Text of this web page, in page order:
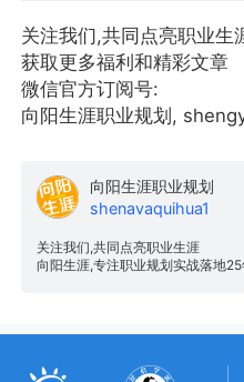
关注我们,共同点亮职业生
获取更多福利和精彩文章
微信官方订阅号:
向阳生涯职业规划,
向阳生涯职业规划
shenavaquihua1
关注我们,共同点亮职业生涯
向阳生涯,专注职业规划实战落地